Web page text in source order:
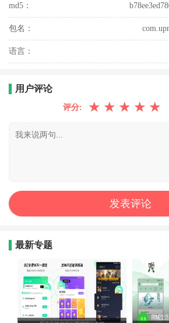
md5：
包名：
语言：
用户评论
评分: ★ ★ ★ ★ ★
最新专题